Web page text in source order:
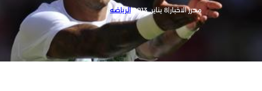
محرر الاخبار|8 يناير, 2013 |الرياضه